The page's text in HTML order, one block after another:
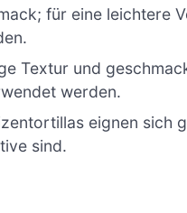
für eine leichtere
Textur und
werden.
eignen sich
sind.